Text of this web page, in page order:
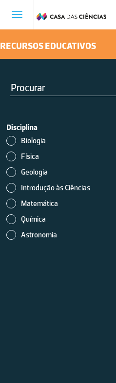
Toggle
RECURSOS EDUCATIVOS
Disciplina
Biologia
Física
Geologia
Introdução às Ciências
Matemática
Química
Astronomia